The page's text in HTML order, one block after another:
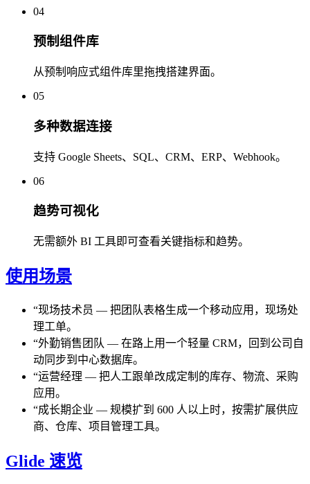
04
预制组件库
从预制响应式组件库里拖拽搭建界面。
05
多种数据连接
支持 Google Sheets、SQL、CRM、ERP、Webhook。
06
趋势可视化
无需额外 BI 工具即可查看关键指标和趋势。
使用场景
“现场技术员 — 把团队表格生成一个移动应用，现场处
理工单。
“外勤销售团队 — 在路上用一个轻量 CRM，回到公司自
动同步到中心数据库。
“运营经理 — 把人工跟单改成定制的库存、物流、采购
应用。
“成长期企业 — 规模扩到 600 人以上时，按需扩展供应
商、仓库、项目管理工具。
Glide 速览